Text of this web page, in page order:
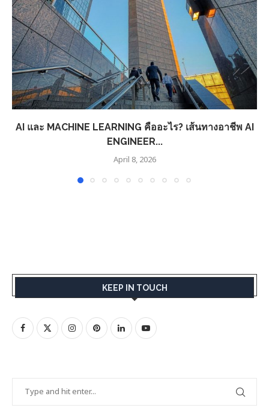
AI และ MACHINE LEARNING คืออะไร? เส้นทางอาชีพ AI
ENGINEER...
April 8, 2026
KEEP IN TOUCH